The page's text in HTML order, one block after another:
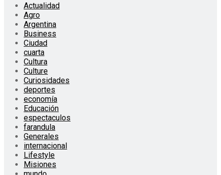
Actualidad
Agro
Argentina
Business
Ciudad
cuarta
Cultura
Culture
Curiosidades
deportes
economía
Educación
espectaculos
farandula
Generales
internacional
Lifestyle
Misiones